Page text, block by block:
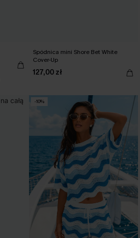
Spódnica mini Shore Bet White
Cover-Up
127,00 zł
-10%